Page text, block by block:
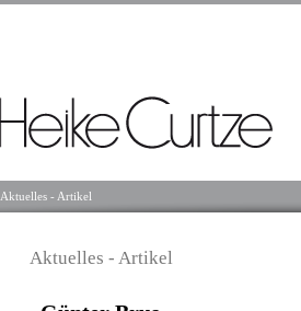
Aktuelles - Artikel
Aktuelles - Artikel